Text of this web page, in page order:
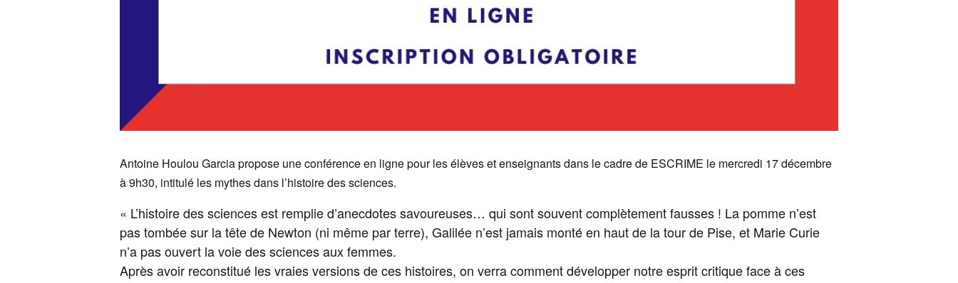
Antoine Houlou Garcia propose une conférence en ligne pour les élèves et enseignants dans le cadre de ESCRIME le mercredi 17 décembre
à 9h30, intitulé les mythes dans l’histoire des sciences.
« L’histoire des sciences est remplie d’anecdotes savoureuses… qui sont souvent complètement fausses ! La pomme n’est
pas tombée sur la tête de Newton (ni même par terre), Galilée n’est jamais monté en haut de la tour de Pise, et Marie Curie
n’a pas ouvert la voie des sciences aux femmes.
Après avoir reconstitué les vraies versions de ces histoires, on verra comment développer notre esprit critique face à ces